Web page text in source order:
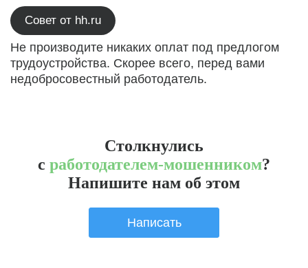
Совет от hh.ru
Не производите никаких оплат под предлогом
трудоустройства. Скорее всего, перед вами
недобросовестный работодатель.
Столкнулись
с работодателем-мошенником?
Напишите нам об этом
Написать